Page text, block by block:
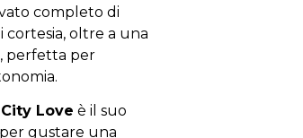
completo di
cortesia, oltre a una
perfetta per
Love è il suo
gustare una